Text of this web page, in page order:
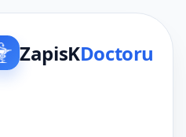
ZapisKDoctoru